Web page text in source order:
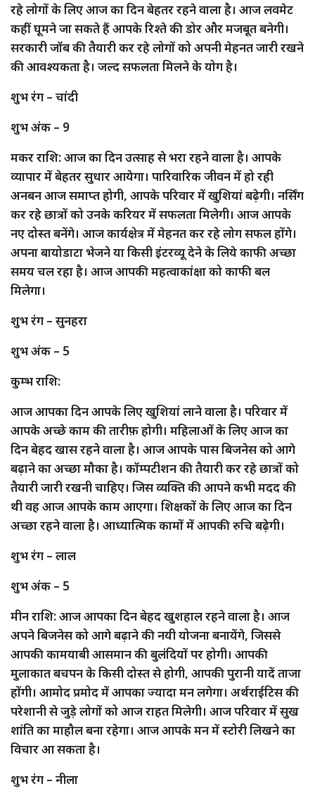
रहे लोगों के लिए आज का दिन बेहतर रहने वाला है। आज लवमेट
कहीं घूमने जा सकते हैं आपके रिश्ते की डोर और मजबूत बनेगी।
सरकारी जॉब की तैयारी कर रहे लोगों को अपनी मेहनत जारी रखने
की आवश्यकता है। जल्द सफलता मिलने के योग है।
शुभ रंग – चांदी
शुभ अंक – 9
मकर राशि: आज का दिन उत्साह से भरा रहने वाला है। आपके
व्यापार में बेहतर सुधार आयेगा। पारिवारिक जीवन में हो रही
अनबन आज समाप्त होगी, आपके परिवार में खुशियां बढ़ेगी। नर्सिंग
कर रहे छात्रों को उनके करियर में सफलता मिलेगी। आज आपके
नए दोस्त बनेंगे। आज कार्यक्षेत्र में मेहनत कर रहे लोग सफल होंगे।
अपना बायोडाटा भेजने या किसी इंटरव्यू देने के लिये काफी अच्छा
समय चल रहा है। आज आपकी महत्वाकांक्षा को काफी बल
मिलेगा।
शुभ रंग – सुनहरा
शुभ अंक – 5
कुम्भ राशि:
आज आपका दिन आपके लिए खुशियां लाने वाला है। परिवार में
आपके अच्छे काम की तारीफ़ होगी। महिलाओं के लिए आज का
दिन बेहद खास रहने वाला है। आज आपके पास बिजनेस को आगे
बढ़ाने का अच्छा मौका है। कॉम्पटीशन की तैयारी कर रहे छात्रों को
तैयारी जारी रखनी चाहिए। जिस व्यक्ति की आपने कभी मदद की
थी वह आज आपके काम आएगा। शिक्षकों के लिए आज का दिन
अच्छा रहने वाला है। आध्यात्मिक कामों में आपकी रुचि बढ़ेगी।
शुभ रंग – लाल
शुभ अंक – 5
मीन राशि: आज आपका दिन बेहद खुशहाल रहने वाला है। आज
अपने बिजनेस को आगे बढ़ाने की नयी योजना बनायेंगे, जिससे
आपकी कामयाबी आसमान की बुलंदियों पर होगी। आपकी
मुलाकात बचपन के किसी दोस्त से होगी, आपकी पुरानी यादें ताजा
होंगी। आमोद प्रमोद में आपका ज्यादा मन लगेगा। अर्थराईटिस की
परेशानी से जुड़े लोगों को आज राहत मिलेगी। आज परिवार में सुख
शांति का माहौल बना रहेगा। आज आपके मन में स्टोरी लिखने का
विचार आ सकता है।
शुभ रंग – नीला